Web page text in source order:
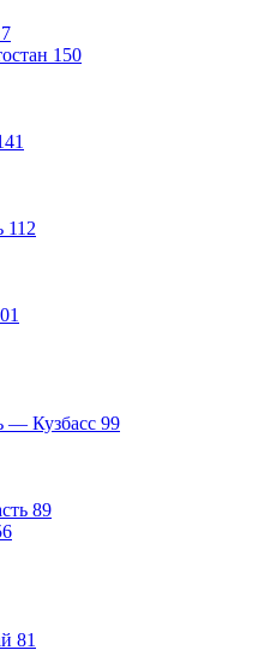
7
150
112
— Кузбасс 99
89
81